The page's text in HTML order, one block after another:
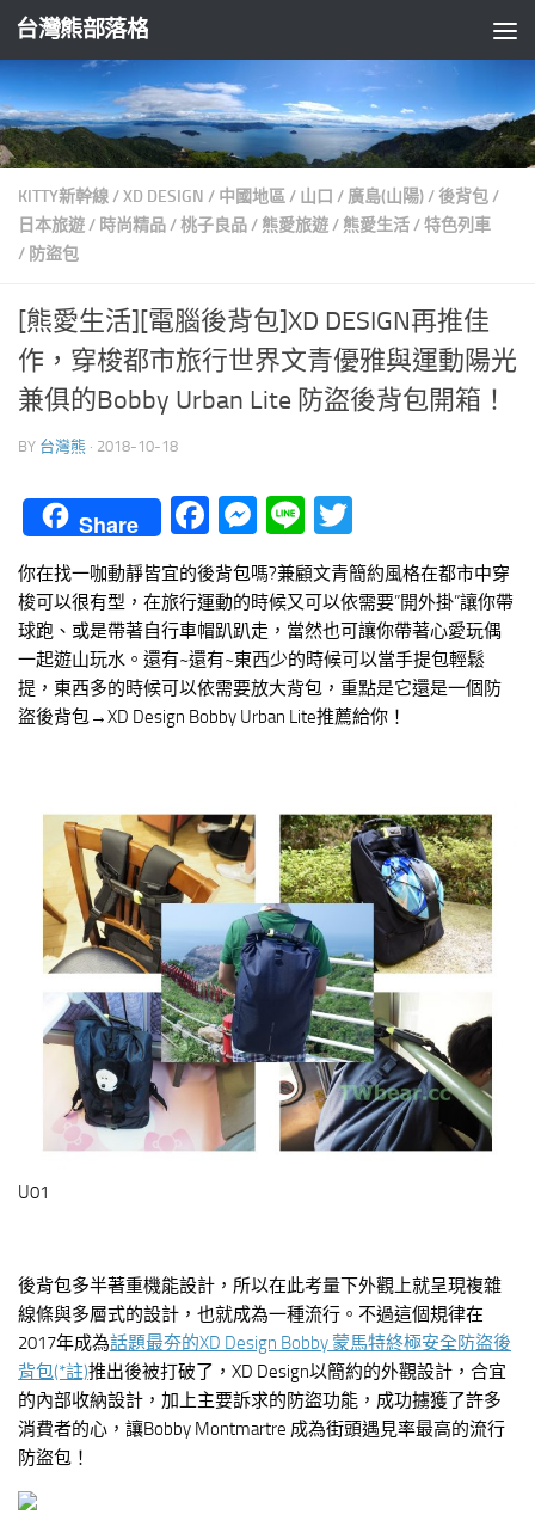
Skip to content
台灣熊部落格
KITTY新幹線/XD DESIGN / 中國地區/ 山口 / 廣島(山陽)/後背包/
日本旅遊/ 時尚精品/桃子良品/ 熊愛旅遊/ 熊愛生活/特色列車
/ 防盜包
[熊愛生活][電腦後背包]XD DESIGN再推佳
作，穿梭都市旅行世界文青優雅與運動陽光
兼俱的Bobby Urban Lite 防盜後背包開箱！
BY 台灣熊 · 2018-10-18
Share Facebook
Messenger
Line
你在找一咖動靜皆宜的後背包嗎?兼顧文青簡約風格在都市中穿
梭可以很有型，在旅行運動的時候又可以依需要”開外掛”讓你帶
球跑、或是帶著自行車帽趴趴走，當然也可讓你帶著心愛玩偶
一起遊山玩水。還有~還有~東西少的時候可以當手提包輕鬆
提，東西多的時候可以依需要放大背包，重點是它還是一個防
盜後背包→XD Design Bobby Urban Lite推薦給你！
U01
後背包多半著重機能設計，所以在此考量下外觀上就呈現複雜
線條與多層式的設計，也就成為一種流行。不過這個規律在
2017年成為話題最夯的XD Design Bobby 蒙馬特終極安全防盜後
背包(*註)推出後被打破了，XD Design以簡約的外觀設計，合宜
的內部收納設計，加上主要訴求的防盜功能，成功擄獲了許多
消費者的心，讓Bobby Montmartre 成為街頭遇見率最高的流行
防盜包！